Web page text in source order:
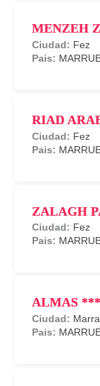
MENZEH
Fez
RIAD
Fez
ZALAGH
Fez
ALMAS ***